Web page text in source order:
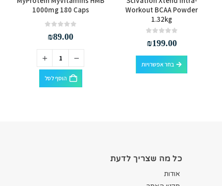
Workout BCAA Powder
1.32kg
₪199.00
בחר אפשרויות
למוצר זה יש מספר סוגים. ניתן לבחור את האפשרויות בעמוד המוצר
1000mg 180 Caps
₪89.00
הוסף לסל
כל מה שצריך לדעת
אודות